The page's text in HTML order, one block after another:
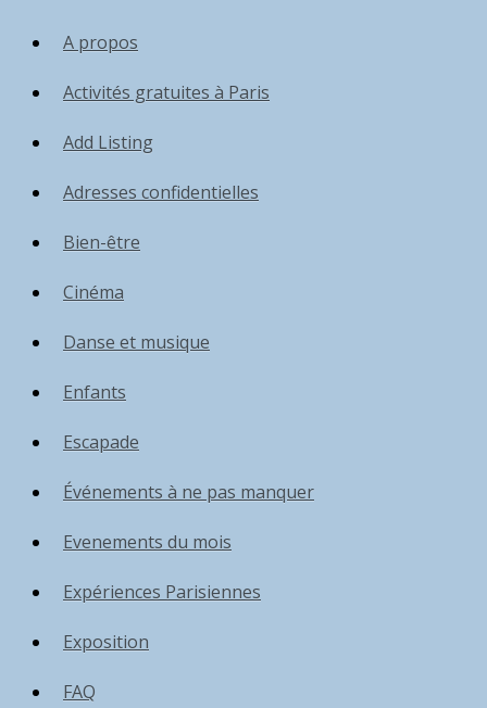
A propos
Activités gratuites à Paris
Add Listing
Adresses confidentielles
Bien-être
Cinéma
Danse et musique
Enfants
Escapade
Événements à ne pas manquer
Evenements du mois
Expériences Parisiennes
Exposition
FAQ